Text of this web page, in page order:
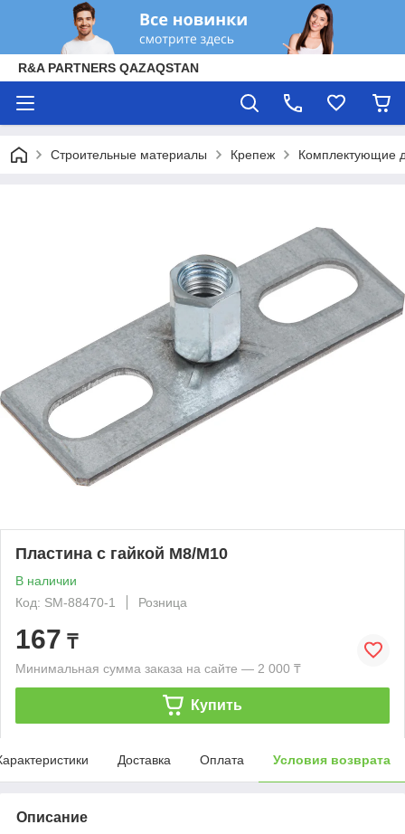
R&A PARTNERS QAZAQSTAN
Строительные материалы Крепеж Комплектующие
Пластина с гайкой М8/М10
В наличии
Код: SM-88470-1
Розница
167 ₸
Минимальная сумма заказа на сайте — 2 000 ₸
Купить
Доставка Оплата Условия возврата
Описание